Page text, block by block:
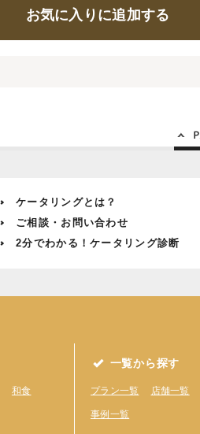
お気に入りに追加する
ケータリングとは？
ご相談・お問い合わせ
2分でわかる！ケータリング診断
和食
一覧から探す
プラン一覧 店舗一覧
事例一覧